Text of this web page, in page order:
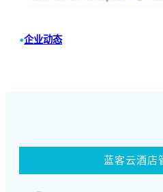
•企业动态
蓝客云酒店